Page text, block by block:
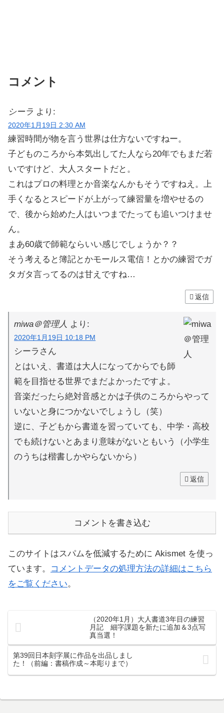
コメント
シーラ より:
2020年1月19日 2:30 AM
練習時間が物を言う世界は仕方ないですねー。
子どものころから本気出してた人なら20年でもまだ若
いですけど、大人スタートだと。
これはプロの料理とか音楽なんかもそうですねえ。上
手くなるとスピードが上がって練習量を増やせるの
で、後から始めた人はいつまでたっても追いつけませ
ん。
まあ60歳で師範ならいい感じでしょうか？？
そう考えると簿記とかモールス電信！とかの練習でガ
タガタ言ってるのは甘えですね…
返信
miwa＠管理人 より:
2020年1月19日 10:18 PM
シーラさん
とはいえ、書道は大人になってからでも師
範を目指せる世界でまだよかったですよ。
音楽だったら絶対音感とかは子供のころからやって
いないと身につかないでしょうし（笑）
逆に、子どもから書道を習っていても、中学・高校
でも続けないとあまり意味がないともいう（小学生
のうちは楷書しかやらないから）
返信
コメントを書き込む
このサイトはスパムを低減するために Akismet を使っ
ています。
コメントデータの処理方法の詳細はこちら
をご覧ください。
（2020年1月）大人書道3年目の練習
月記 細字課題を新たに追加＆3点写
真当選！
第39回日本刻字展に作品を出品しまし
た！（前編：書稿作成～本彫りまで）